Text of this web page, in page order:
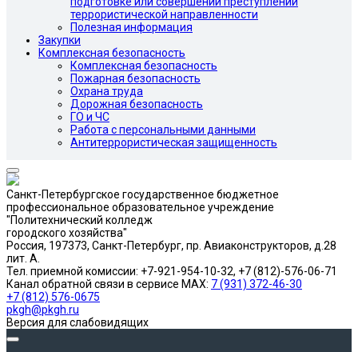
террористической направленности
Полезная информация
Закупки
Комплексная безопасность
Комплексная безопасность
Пожарная безопасность
Охрана труда
Дорожная безопасность
ГО и ЧС
Работа с персональными данными
Антитеррористическая защищенность
Санкт-Петербургское государственное бюджетное
профессиональное образовательное учреждение
"Политехнический колледж
городского хозяйства"
Россия, 197373, Санкт-Петербург, пр. Авиаконструкторов, д.28
лит. A.
Тел. приемной комиссии: +7-921-954-10-32, +7 (812)-576-06-71
Канал обратной связи в сервисе MAX: 7 (931) 372-46-30
+7 (812) 576-0675
pkgh@pkgh.ru
Версия для слабовидящих